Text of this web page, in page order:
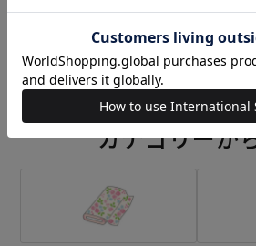
クロスステッチフレーム＜
風鈴まつり＞
¥6,380(税込)
クロスス
七夕の笹
¥5,720(
カテゴリーか